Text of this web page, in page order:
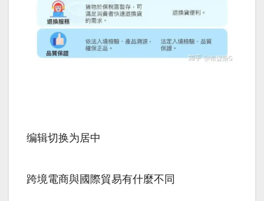
编辑切换为居中
跨境電商與國際貿易有什麼不同